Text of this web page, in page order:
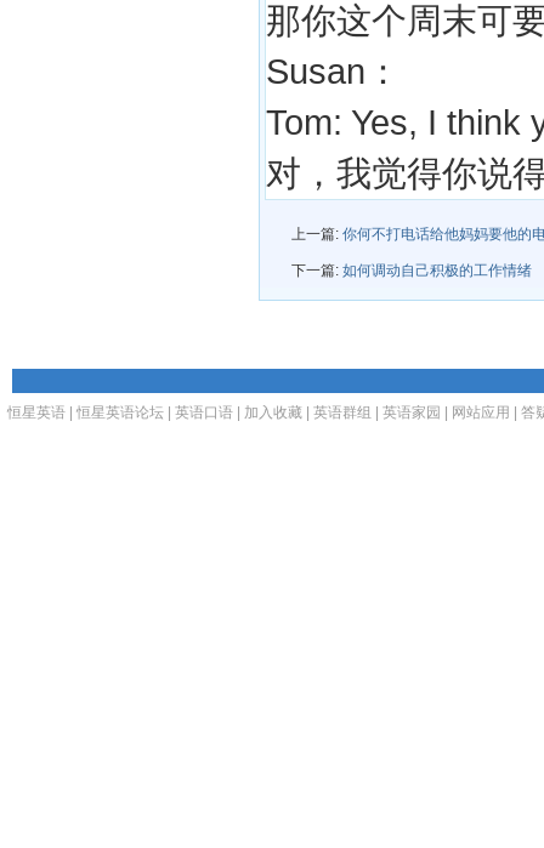
那你这个周末可
Susan：
Tom: Yes, I think
对，我觉得你说
上一篇: 你何不打电话给他妈妈要他的
下一篇: 如何调动自己积极的工作情绪
恒星英语 恒星英语论坛 英语口语 加入收藏 英语群组 英语家园 网站应用 答